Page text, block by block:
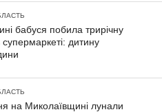
бабуся побила трирічну
дитину
на Миколаївщині лунали